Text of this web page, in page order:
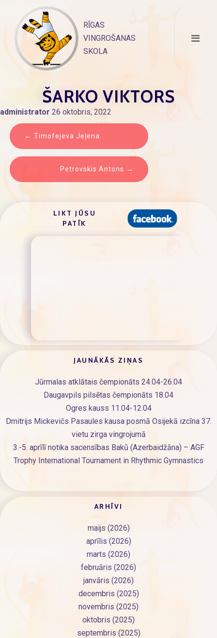
content
RĪGAS
VINGROŠANAS
SKOLA
ŠARKO VIKTORS
administrator 26 oktobris, 2022
ZIŅU
IZVĒLNE
Timofejeva Jeļena
Petrovskis Antons
LIKT JŪSU
PATĪK
JAUNĀKĀS ZIŅAS
Jūrmalas atklātais čempionāts 24.04-26.04
Daugavpils pilsētas čempionāts 18.04
Ogres kauss 11.04-12.04
Dmitrijs Mickevičs Pasaules kausa posmā Osijekā izcīna 37.
vietu zirga vingrojumā
3.-5. aprīlī notika sacensības Bakū (Azerbaidžāna) – AGF
Trophy International Tournament in Rhythmic Gymnastics
ARHĪVI
maijs (2026)
aprīlis (2026)
marts (2026)
februāris (2026)
janvāris (2026)
decembris (2025)
novembris (2025)
oktobris (2025)
septembris (2025)